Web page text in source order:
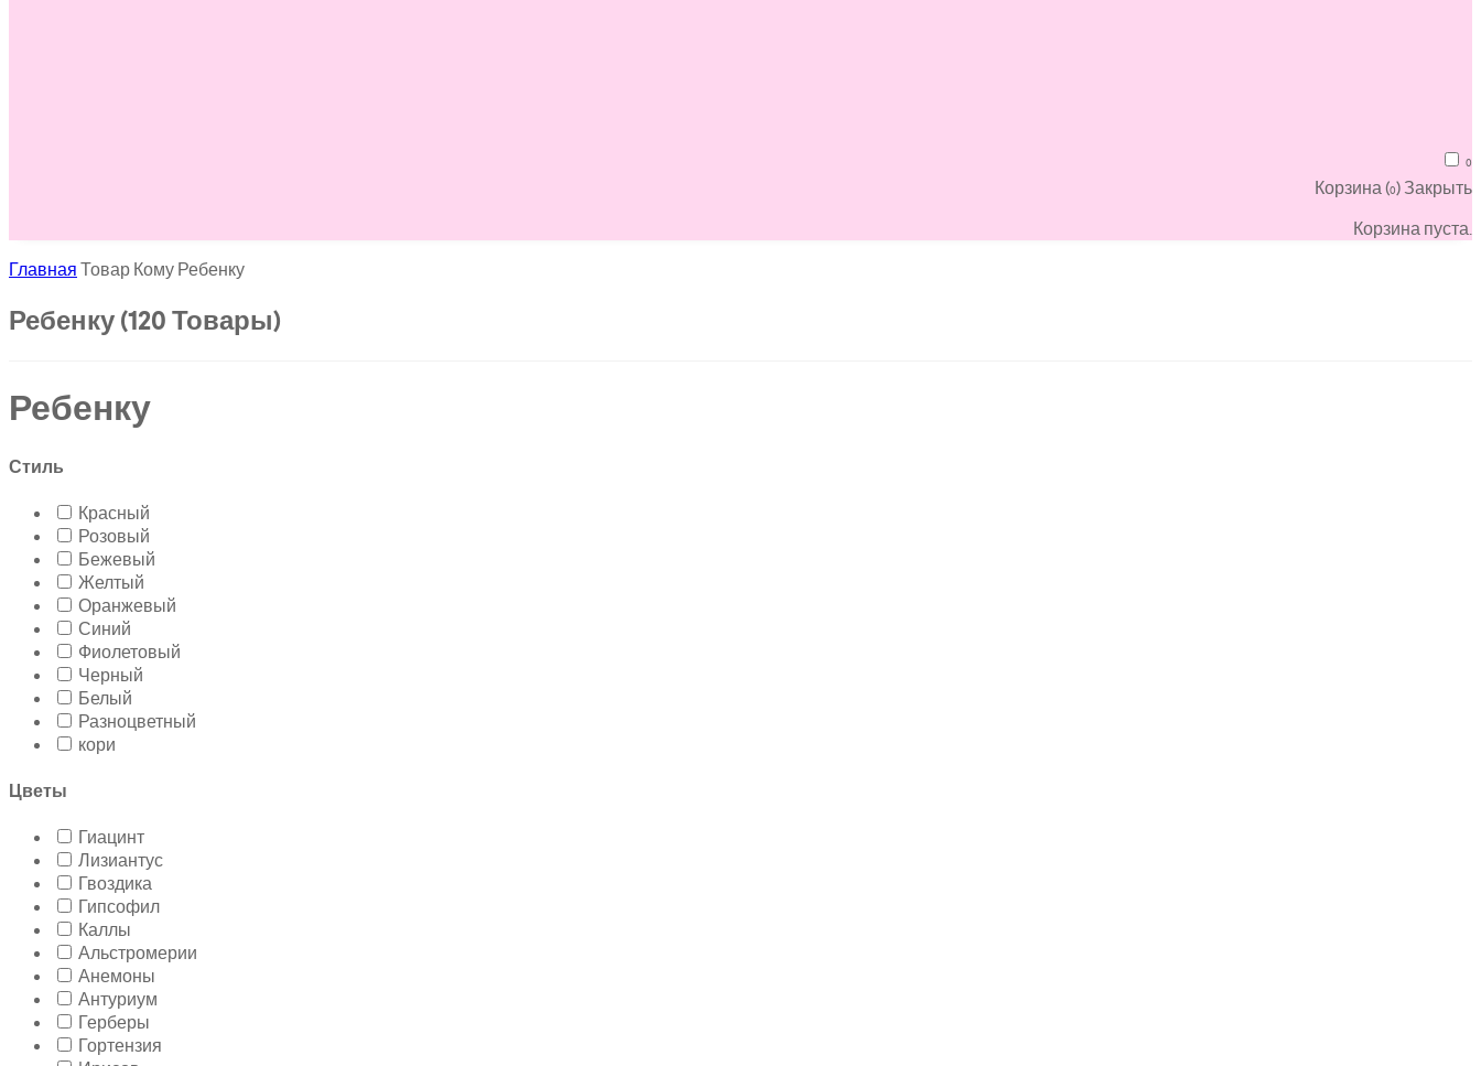
0
Корзина (0)Закрыть
Корзина пуста.
ГлавнаяТовар КомуРебенку
Ребенку(120 Товары)
Ребенку
Стиль
Красный
Розовый
Бежевый
Желтый
Оранжевый
Синий
Фиолетовый
Черный
Белый
Разноцветный
кори
Цветы
Гиацинт
Лизиантус
Гвоздика
Гипсофил
Каллы
Альстромерии
Анемоны
Антуриум
Герберы
Гортензия